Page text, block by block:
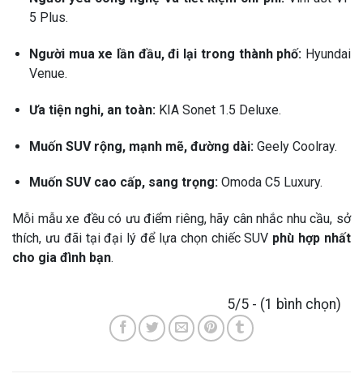
5 Plus.
Người mua xe lần đầu, đi lại trong thành phố: Hyundai
Venue.
Ưa tiện nghi, an toàn:KIA Sonet 1.5 Deluxe.
Muốn SUV rộng, mạnh mẽ, đường dài:Geely Coolray.
Muốn SUV cao cấp, sang trọng:Omoda C5 Luxury.
Mỗi mẫu xe đều có ưu điểm riêng, hãy cân nhắc nhu cầu, sở
thích, ưu đãi tại đại lý để lựa chọn chiếc SUV phù hợp nhất
cho gia đình bạn.
5/5 - (1 bình chọn)